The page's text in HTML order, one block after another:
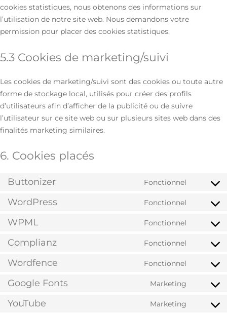
cookies statistiques, nous obtenons des informations sur
l’utilisation de notre site web. Nous demandons votre
permission pour placer des cookies statistiques.
5.3 Cookies de marketing/suivi
Les cookies de marketing/suivi sont des cookies ou toute autre
forme de stockage local, utilisés pour créer des profils
d’utilisateurs afin d’afficher de la publicité ou de suivre
l’utilisateur sur ce site web ou sur plusieurs sites web dans des
finalités marketing similaires.
6. Cookies placés
Buttonizer Fonctionnel
WordPress Fonctionnel
WPML Fonctionnel
Complianz Fonctionnel
Wordfence Fonctionnel
Google Fonts Marketing
YouTube Marketing